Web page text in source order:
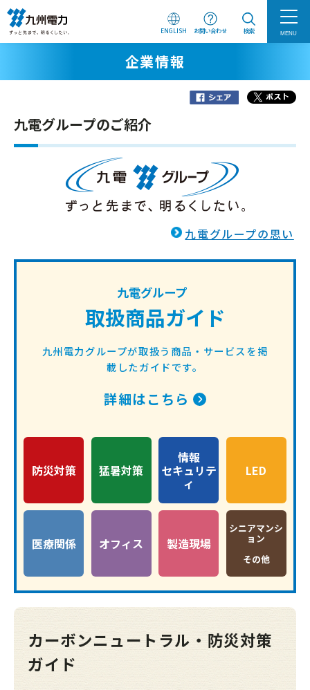
ENGLISH お問い合わせ 検索 MENU
企業情報
九電グループのご紹介
九電グループの思い
九電グループ
取扱商品ガイド
九州電力グループが取扱う商品・サービスを掲
載したガイドです。
詳細はこちら
防災対策 猛暑対策
情報
セキュリテ
ィ
LED
医療関係 オフィス 製造現場
シニアマンシ
ョン
その他
カーボンニュートラル・防災対策
ガイド